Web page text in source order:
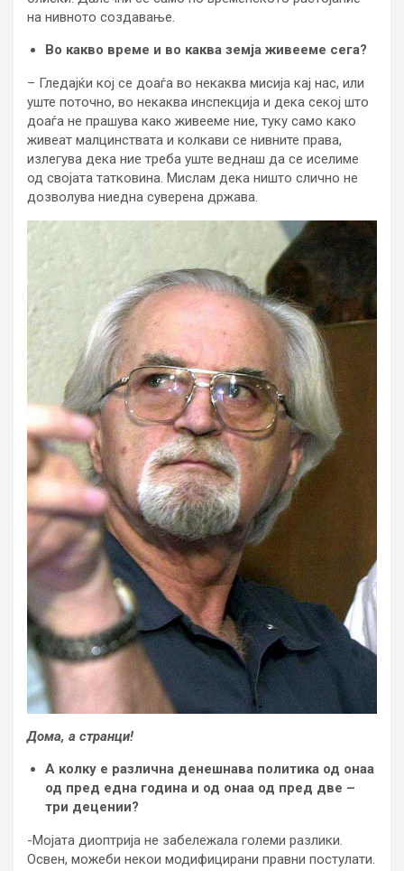
на нивното создавање.
Во какво време и во каква земја живееме сега?
– Гледајќи кој се доаѓа во некаква мисија кај нас, или
уште поточно, во некаква инспекција и дека секој што
доаѓа не прашува како живееме ние, туку само како
живеат малцинствата и колкави се нивните права,
излегува дека ние треба уште веднаш да се иселиме
од својата татковина. Мислам дека ништо слично не
дозволува ниедна суверена држава.
Дома, а странци!
А колку е различна денешнава политика од онаа
од пред една година и од онаа од пред две –
три децении?
-Мојата диоптрија не забележала големи разлики.
Освен, можеби некои модифицирани правни постулати.